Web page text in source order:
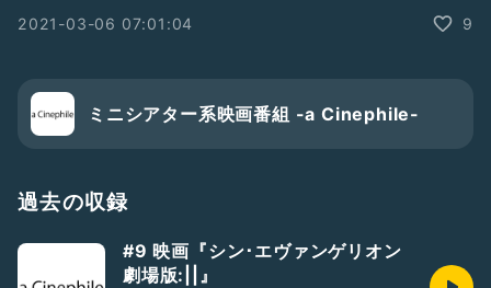
女性にむけた溢れんばかりの愛でありながら、カリーナが演じ
いいんだよ」とわたしたちを肯定してくれているかのような作
品のご紹介。
⚠️「あ〜の〜」「うん」「はい」めちゃくちゃ言っていますw
ると喜びます😌
2021-03-06 07:01:04
9
ミニシアター系映画番組 -a Cinephile-
過去の収録
#9 映画『シン･エヴァンゲリオン
劇場版:||』